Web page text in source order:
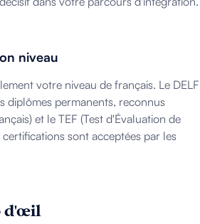
niveau
votre niveau de français. Le DELF
diplômes permanents, reconnus
et le TEF (Test d'Évaluation de
sont acceptées par les
d'œil